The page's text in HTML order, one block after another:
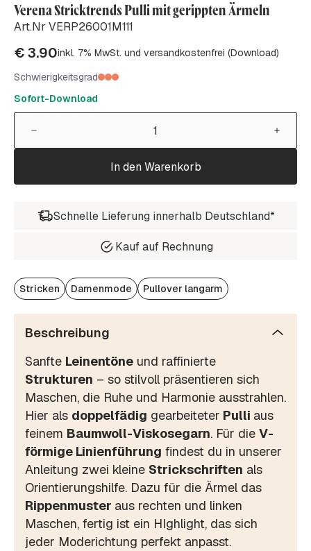
Verena Stricktrends Pulli mit gerippten Ärmeln
Art.Nr VERP26001M111
€3.90inkl. 7% MwSt. und versandkostenfrei (Download)
Schwierigkeitsgrad
Sofort-Download
In den Warenkorb
Schnelle Lieferung innerhalb Deutschland*
Kauf auf Rechnung
Stricken Damenmode Pullover langarm
Beschreibung
Sanfte Leinentöne und raffinierte
Strukturen – so stilvoll präsentieren sich
Maschen, die Ruhe und Harmonie ausstrahlen.
Hier als doppelfädig gearbeiteter Pulli aus
feinem Baumwoll-Viskosegarn. Für die V-
förmige Linienführung findest du in unserer
Anleitung zwei kleine Strickschriften als
Orientierungshilfe. Dazu für die Ärmel das
Rippenmuster aus rechten und linken
Maschen, fertig ist ein HIghlight, das sich
jeder Moderichtung perfekt anpasst.